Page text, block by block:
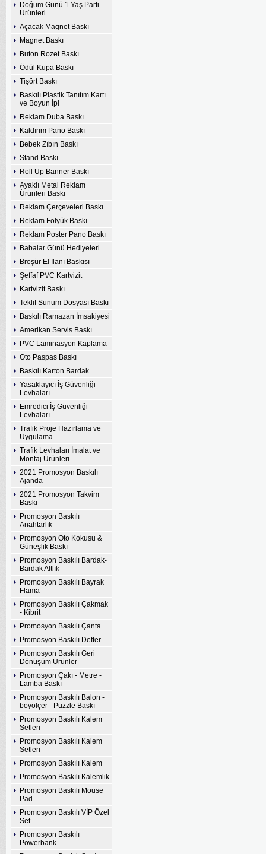
Doğum Günü 1 Yaş Parti
Ürünleri
Açacak Magnet Baskı
Magnet Baskı
Buton Rozet Baskı
Ödül Kupa Baskı
Tişört Baskı
Baskılı Plastik Tanıtım Kartı
ve Boyun İpi
Reklam Duba Baskı
Kaldırım Pano Baskı
Bebek Zıbın Baskı
Stand Baskı
Roll Up Banner Baskı
Ayaklı Metal Reklam
Ürünleri Baskı
Reklam Çerçeveleri Baskı
Reklam Fölyük Baskı
Reklam Poster Pano Baskı
Babalar Günü Hediyeleri
Broşür El İlanı Baskısı
Şeffaf PVC Kartvizit
Kartvizit Baskı
Teklif Sunum Dosyası Baskı
Baskılı Ramazan İmsakiyesi
Amerikan Servis Baskı
PVC Laminasyon Kaplama
Oto Paspas Baskı
Baskılı Karton Bardak
Yasaklayıcı İş Güvenliği
Levhaları
Emredici İş Güvenliği
Levhaları
Trafik Proje Hazırlama ve
Uygulama
Trafik Levhaları İmalat ve
Montaj Ürünleri
2021 Promosyon Baskılı
Ajanda
2021 Promosyon Takvim
Baskı
Promosyon Baskılı
Anahtarlık
Promosyon Oto Kokusu &
Güneşlik Baskı
Promosyon Baskılı Bardak-
Bardak Altlık
Promosyon Baskılı Bayrak
Flama
Promosyon Baskılı Çakmak
- Kibrit
Promosyon Baskılı Çanta
Promosyon Baskılı Defter
Promosyon Baskılı Geri
Dönüşüm Ürünler
Promosyon Çakı - Metre -
Lamba Baskı
Promosyon Baskılı Balon -
boyölçer - Puzzle Baskı
Promosyon Baskılı Kalem
Setleri
Promosyon Baskılı Kalem
Setleri
Promosyon Baskılı Kalem
Promosyon Baskılı Kalemlik
Promosyon Baskılı Mouse
Pad
Promosyon Baskılı VİP Özel
Set
Promosyon Baskılı
Powerbank